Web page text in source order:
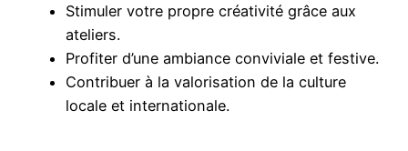
Stimuler votre propre créativité grâce aux
ateliers.
Profiter d’une ambiance conviviale et festive.
Contribuer à la valorisation de la culture
locale et internationale.